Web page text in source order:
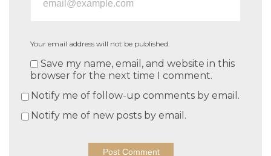
Your email address will not be published.
Save my name, email, and website in this
browser for the next time I comment.
Notify me of follow-up comments by email.
Notify me of new posts by email.